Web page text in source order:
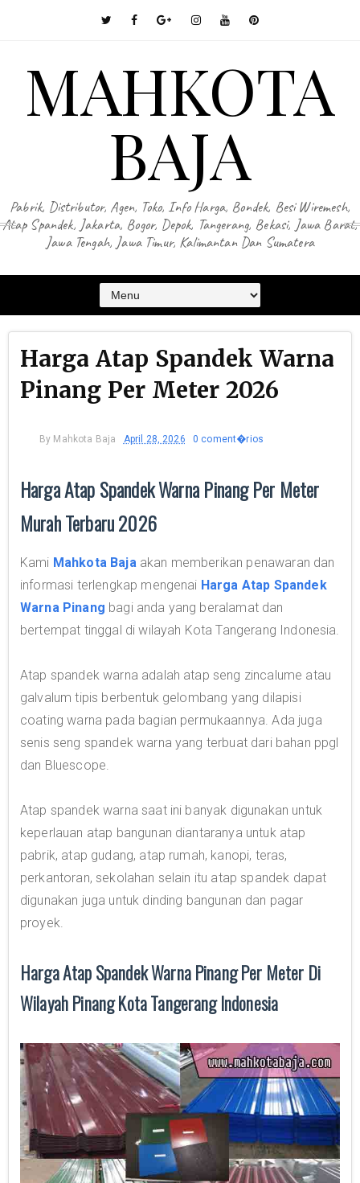
MAHKOTA
BAJA
Pabrik, Distributor, Agen, Toko, Info Harga, Bondek, Besi Wiremesh,
Atap Spandek, Jakarta, Bogor, Depok, Tangerang, Bekasi, Jawa Barat,
Jawa Tengah, Jawa Timur, Kalimantan Dan Sumatera
Harga Atap Spandek Warna
Pinang Per Meter 2026
By Mahkota Baja April 28, 2026 0 coment�rios
Harga Atap Spandek Warna Pinang Per Meter
Murah Terbaru 2026
Kami Mahkota Bajaakan memberikan penawaran dan
informasi terlengkap mengenai Harga Atap Spandek
Warna Pinang bagi anda yang beralamat dan
bertempat tinggal di wilayah Kota Tangerang Indonesia.
Atap spandek warna adalah atap seng zincalume atau
galvalum tipis berbentuk gelombang yang dilapisi
coating warna pada bagian permukaannya. Ada juga
senis seng spandek warna yang terbuat dari bahan ppgl
dan Bluescope.
Atap spandek warna saat ini banyak digunakan untuk
keperlauan atap bangunan diantaranya untuk atap
pabrik, atap gudang, atap rumah, kanopi, teras,
perkantoran, sekolahan selain itu atap spandek dapat
digunakan juga untuk dinding bangunan dan pagar
proyek.
Harga Atap Spandek Warna Pinang Per Meter Di
Wilayah Pinang Kota Tangerang Indonesia